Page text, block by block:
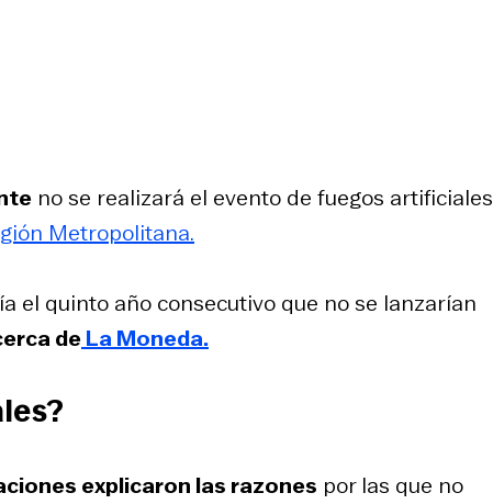
no se realizará el evento de fuegos artificiales
Metropolitana.
el quinto año consecutivo que no se lanzarían
deLa Moneda.
explicaron las razones por las que no